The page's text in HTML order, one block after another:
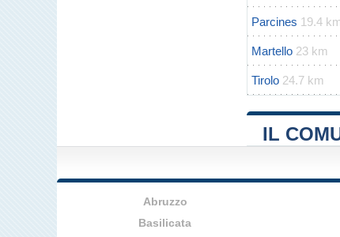
Parcines 19.4
Martello 23 km
Tirolo 24.7 km
IL
Abruzzo
Basilicata